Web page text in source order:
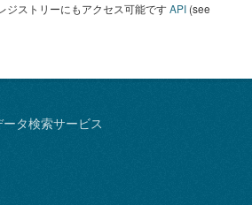
ジストリーにもアクセス可能ですAPI (see
タ検索サービス